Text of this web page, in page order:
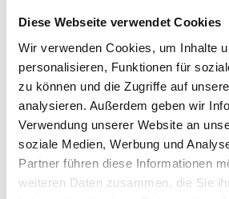
Diese Webseite verwendet Cookies
Wir verwenden Cookies, um Inhalte
personalisieren, Funktionen für
zu können und die Zugriffe auf
analysieren. Außerdem geben wir
Verwendung unserer Website an
soziale Medien, Werbung und
Partner führen diese Informationen
weiteren Daten zusammen, die Sie
Anmeldeprozess.
 Vorheriger
Ausgabe 09/
PM-Kurzreise zum
2018